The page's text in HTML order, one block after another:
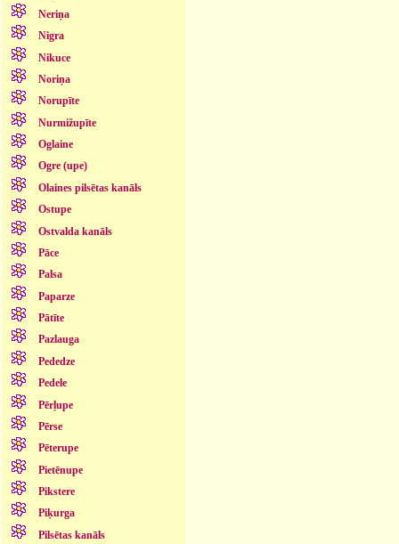
Neriņa
Nigra
Nikuce
Noriņa
Norupīte
Nurmižupīte
Oglaine
Ogre (upe)
Olaines pilsētas kanāls
Ostupe
Ostvalda kanāls
Pāce
Palsa
Paparze
Pātīte
Pazlauga
Pededze
Pedele
Pērļupe
Pērse
Pēterupe
Pietēnupe
Pikstere
Piķurga
Pilsētas kanāls